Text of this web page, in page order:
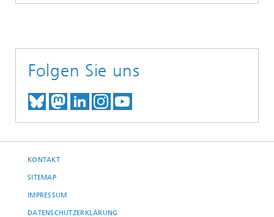
Folgen Sie uns
TREFFEN SIE UNS AUF BLUESKY
TREFFEN SIE UNS AUF
TREFFEN SIE UNS BEI
BESUCHEN SIE UNSER
UNSER VIDEO-
KONTAKT
SITEMAP
IMPRESSUM
DATENSCHUTZERKLÄRUNG